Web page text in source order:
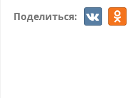
Поделиться: